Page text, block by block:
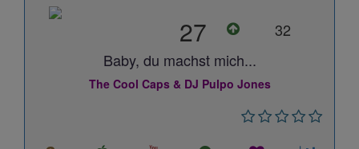
27
32
Baby, du machst mich...
The Cool Caps & DJ Pulpo Jones